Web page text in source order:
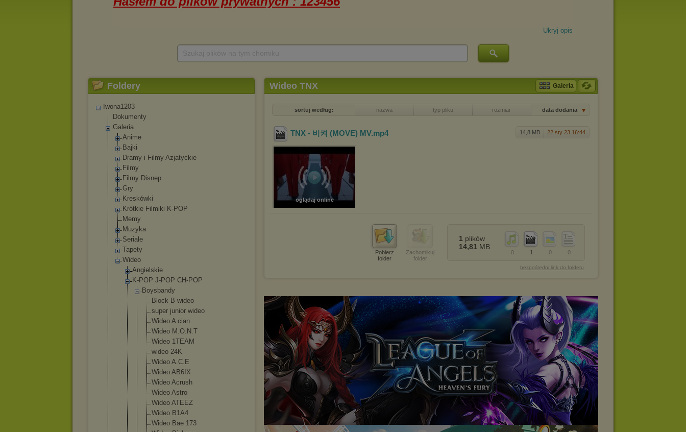
Ukryj opis
Foldery
Iwona1203
Dokumenty
Galeria
Anime
Bajki
Dramy i Filmy Azjatyckie
Filmy
Filmy Disnep
Gry
Kreskówki
Krótkie Filmiki K-POP
Memy
Muzyka
Seriale
Tapety
Wideo
Angielskie
K-POP J-POP CH-POP
Boysbandy
Block B wideo
super junior wideo
Wideo A cian
Wideo M.O.N .T
Wideo 1TEAM
wideo 24K
Wideo A.C.E
Wideo AB6IX
Wideo Acrus h
Wideo Astro
Wideo ATEEZ
Wideo B1A4
Wideo Bae 173
Wideo TNX Galeria
sortuj według: nazwa typ pliku rozmiar data dodania
14,8 MB 22 sty 23 16:44
TNX - 비켜 (MOVE) MV.mp4
oglądaj online
Pobierz
folder
Zachomikuj
folder
0
0
1
0
1 plików
14,81 MB
bezpośredni link do folderu